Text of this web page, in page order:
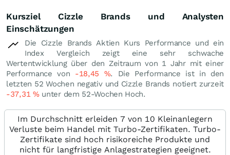
Kursziel Cizzle Brands und Analysten
Einschätzungen
Die Cizzle Brands Aktien Kurs Performance und ein
Index Vergleich zeigt eine sehr schwache
Wertentwicklung über den Zeitraum von 1 Jahr mit einer
Performance von -18,45 %. Die Performance ist in den
letzten 52 Wochen negativ und Cizzle Brands notiert zurzeit
-37,31 %unter dem 52-Wochen Hoch.
Im Durchschnitt erleiden 7 von 10 Kleinanlegern
Verluste beim Handel mit Turbo-Zertifikaten. Turbo-
Zertifikate sind hoch risikoreiche Produkte und
nicht für langfristige Anlagestrategien geeignet.